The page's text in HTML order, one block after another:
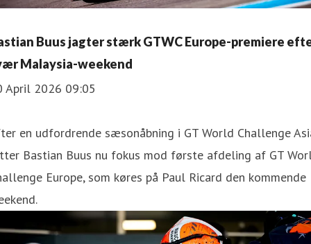
Buus jagter stærk GTWC Europe-premiere
Malaysia-weekend
April 2026 09:05
en udfordrende sæsonåbning i GT World Challenge
Bastian Buus nu fokus mod første afdeling af GT
Europe, som køres på Paul Ricard den kommende